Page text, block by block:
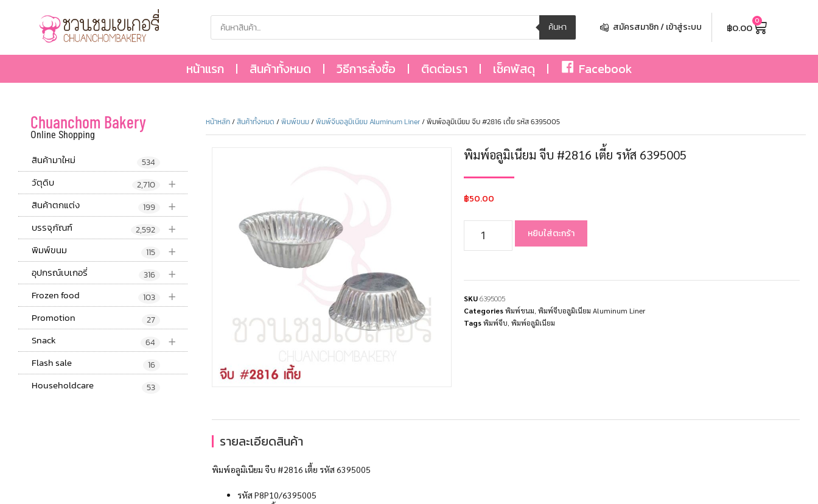
ค้นหา สมัครสมาชิก / เข้าสู่ระบบ ฿0.00 0
หน้าแรก สินค้าทั้งหมด วิธีการสั่งซื้อ ติดต่อเรา เช็คพัสดุ Facebook
Chuanchom Bakery
Online Shopping
สินค้ามาใหม่ 534
+
วัตุดิบ 2,710
+
สินค้าตกแต่ง 199
+
บรรจุภัณฑ์ 2,592
+
พิมพ์ขนม 115
+
อุปกรณ์เบเกอรี่ 316
+
Frozen food 103
Promotion 27
+
Snack 64
Flash sale 16
Householdcare 53
หน้าหลัก/สินค้าทั้งหมด /พิมพ์ขนม/พิมพ์จีบอลูมิเนียม Aluminum Liner/ พิมพ์อลูมิเนียม จีบ #2816 เตี้ย รหัส 6395005
พิมพ์อลูมิเนียม จีบ #2816 เตี้ย รหัส 6395005
฿50.00
หยิบใส่ตะกร้า
SKU6395005
Categoriesพิมพ์ขนม พิมพ์จีบอลูมิเนียม Aluminum Liner
Tagsพิมพ์จีบ พิมพ์อลูมิเนียม
รายละเอียดสินค้า
พิมพ์อลูมิเนียม จีบ #2816 เตี้ย รหัส 6395005
รหัส P8P10/6395005